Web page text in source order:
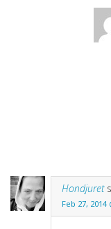
Hondjuret
Feb 27, 2014